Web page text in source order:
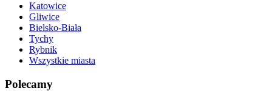
Katowice
Gliwice
Bielsko-Biała
Tychy
Rybnik
Wszystkie miasta
Polecamy